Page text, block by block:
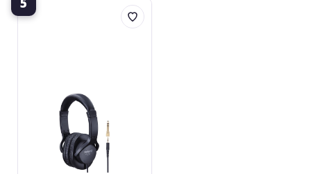
Roland
RH-